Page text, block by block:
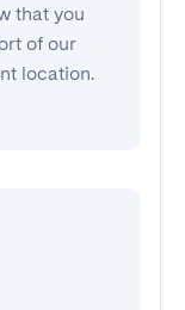
that you
of our
location.